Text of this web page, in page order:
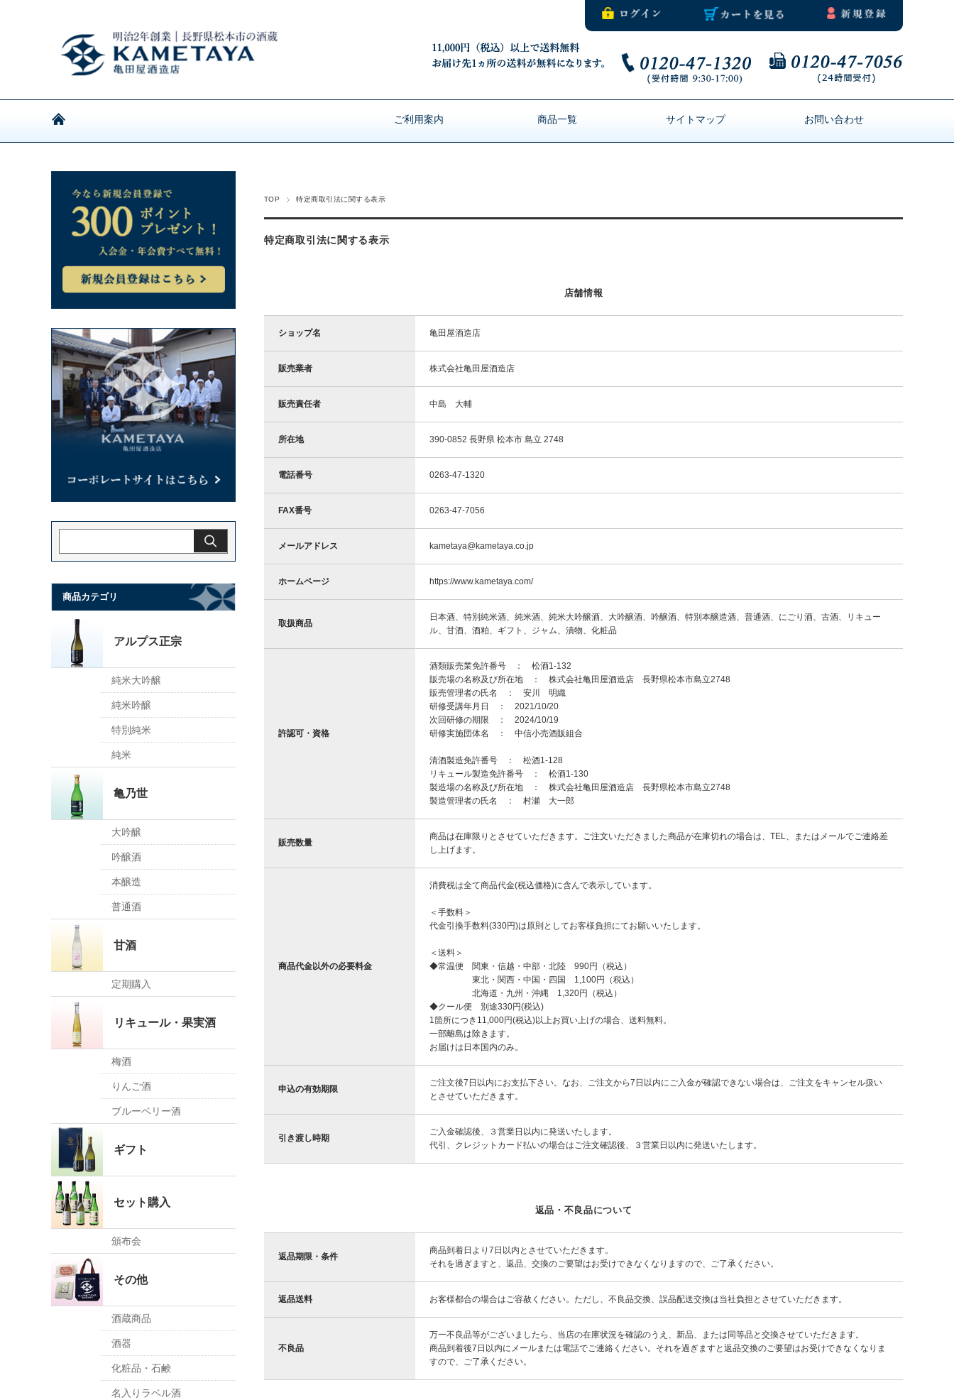
ご利用案内 商品一覧 サイトマップ お問い合わせ
TOP 特定商取引法に関する表示
特定商取引法に関する表示
店舗情報
ショップ名 亀田屋酒造店
販売業者 株式会社亀田屋酒造店
販売責任者 中島 大輔
所在地 390-0852 長野県 松本市 島立 2748
電話番号 0263-47-1320
FAX番号 0263-47-7056
メールアドレス kametaya@kametaya.co.jp
ホームページ https://www.kametaya.com/
取扱商品
日本酒、特別純米酒、純米酒、純米大吟醸酒、大吟醸酒、吟醸酒、特別本醸造酒、普通酒、にごり酒、古酒、リキュー
ル、甘酒、酒粕、ギフト、ジャム、漬物、化粧品
許認可・資格
酒類販売業免許番号 ： 松酒1-132
販売場の名称及び所在地 ： 株式会社亀田屋酒造店 長野県松本市島立2748
販売管理者の氏名 ： 安川 明織
研修受講年月日 ： 2021/10/20
次回研修の期限 ： 2024/10/19
研修実施団体名 ： 中信小売酒販組合
清酒製造免許番号 ： 松酒1-128
リキュール製造免許番号 ： 松酒1-130
製造場の名称及び所在地 ： 株式会社亀田屋酒造店 長野県松本市島立2748
製造管理者の氏名 ： 村瀬 大一郎
販売数量
商品は在庫限りとさせていただきます。ご注文いただきました商品が在庫切れの場合は、TEL、またはメールでご連絡差
し上げます。
商品代金以外の必要料金
消費税は全て商品代金(税込価格)に含んで表示しています。
＜手数料＞
代金引換手数料(330円)は原則としてお客様負担にてお願いいたします。
＜送料＞
◆常温便 関東・信越・中部・北陸 990円（税込）
東北・関西・中国・四国 1,100円（税込）
北海道・九州・沖縄 1,320円（税込）
◆クール便 別途330円(税込)
1箇所につき11,000円(税込)以上お買い上げの場合、送料無料。
一部離島は除きます。
お届けは日本国内のみ。
申込の有効期限
ご注文後7日以内にお支払下さい。なお、ご注文から7日以内にご入金が確認できない場合は、ご注文をキャンセル扱い
とさせていただきます。
引き渡し時期
ご入金確認後、３営業日以内に発送いたします。
代引、クレジットカード払いの場合はご注文確認後、３営業日以内に発送いたします。
返品・不良品について
返品期限・条件
商品到着日より7日以内とさせていただきます。
それを過ぎますと、返品、交換のご要望はお受けできなくなりますので、ご了承ください。
返品送料 お客様都合の場合はご容赦ください。ただし、不良品交換、誤品配送交換は当社負担とさせていただきます。
不良品
万一不良品等がございましたら、当店の在庫状況を確認のうえ、新品、または同等品と交換させていただきます。
商品到着後7日以内にメールまたは電話でご連絡ください。それを過ぎますと返品交換のご要望はお受けできなくなりま
すので、ご了承ください。
商品カテゴリ
アルプス正宗
純米大吟醸
純米吟醸
特別純米
純米
亀乃世
大吟醸
吟醸酒
本醸造
普通酒
甘酒
定期購入
リキュール・果実酒
梅酒
りんご酒
ブルーベリー酒
ギフト
セット購入
頒布会
その他
酒蔵商品
酒器
化粧品・石鹸
名入りラベル酒